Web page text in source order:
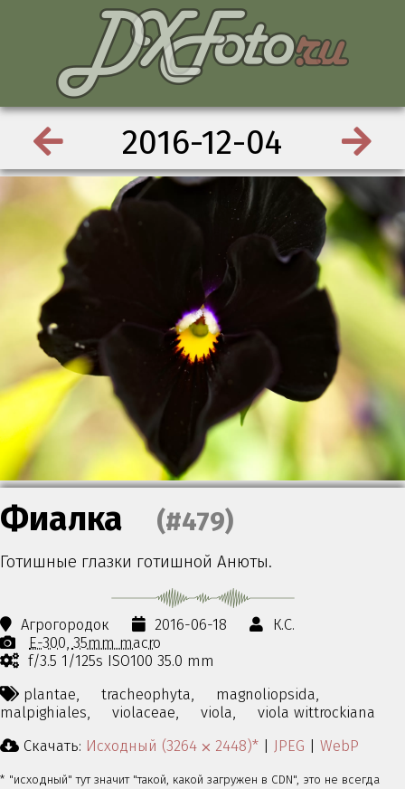
2016-12-04
Фиалка (#479)
Готишные глазки готишной Анюты.
Агрогородок 2016-06-18
К.С.
E-300 35mm macro
f/3.5 1/125s ISO100 35.0 mm
plantae,
tracheophyta,
magnoliopsida,
malpighiales,
violaceae, viola,
viola wittrockiana
Скачать: Исходный (3264 ⨉ 2448)* | JPEG | WebP
* "исходный" тут значит "такой, какой загружен в CDN", это не всегда